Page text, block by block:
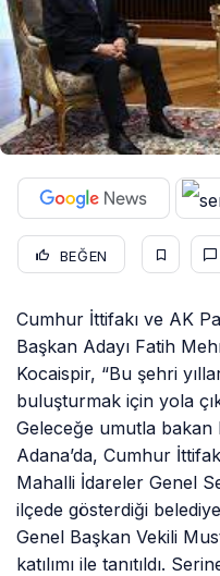
BEĞEN
Cumhur İttifakı ve AK
Başkan Adayı Fatih
Kocaispir, “Bu şehri
buluşturmak için yola
Geleceğe umutla bakan
Adana’da, Cumhur
Mahalli İdareler Genel
ilçede gösterdiği
Genel Başkan Vekili
katılımı ile tanıtıldı.